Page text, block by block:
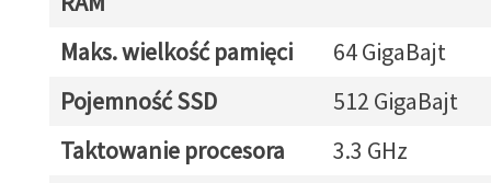
Maks. wielkość pamięci
64 GigaBajt
Pojemność SSD
512 GigaBajt
Taktowanie procesora
3.3 GHz